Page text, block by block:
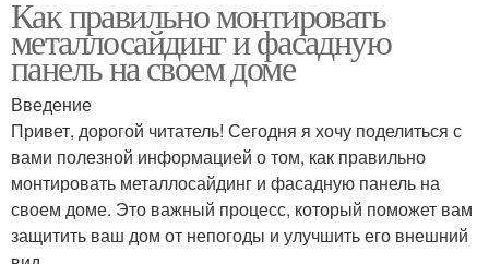
Как правильно монтировать
металлосайдинг и фасадную
панель на своем доме
Введение
Привет, дорогой читатель! Сегодня я хочу поделиться с
вами полезной информацией о том, как правильно
монтировать металлосайдинг и фасадную панель на
своем доме. Это важный процесс, который поможет вам
защитить ваш дом от непогоды и улучшить его внешний